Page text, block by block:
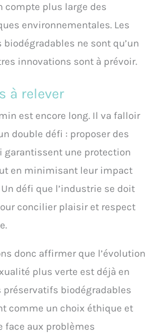
compte plus large des
environnementales. Les
ne sont qu’un
innovations sont à prévoir.
à relever
est encore long. Il va falloir
double défi : proposer des
garantissent une protection
en minimisant leur impact
défi que l’industrie se doit
concilier plaisir et respect
donc affirmer que l’évolution
plus verte est déjà en
préservatifs biodégradables
comme un choix éthique et
face aux problèmes